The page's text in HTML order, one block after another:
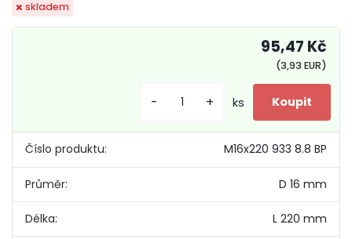
skladem
Číslo produktu: M16x220 933 8.8 BP
Průměr: D 16 mm
Délka: L 220 mm
95,47 Kč
(3,93 EUR)
- + ks